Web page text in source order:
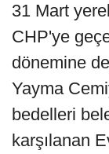
31 Mart
CHP'ye
dönemine
Yayma
bedelleri
karşılanan